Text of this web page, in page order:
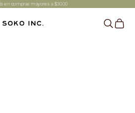
en compras mayores a $3000
SOKO INC. AbrirAbrir